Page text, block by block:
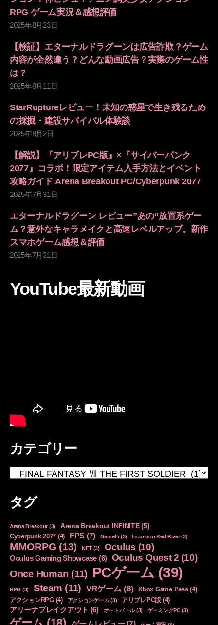
RPG ゲーム実況＆感想評価
2025年8月23日
【検証】エターナルドラグーンは広告詐欺？ゲーム
内容が全然違う？どんな動画広告？実際のゲーム性
は？
2025年8月11日
StarRuptureレビュー！未知の惑星で生き残るため
の採掘・建設サバイバル体験談
2025年8月2日
【解説】『アリブレPC版』×『サイバーパンク
2077』コラボ！限定アイテム入手方法とイベント
攻略ガイド Arena Breakout PC/Cyberpunk 2077
2025年7月31日
エターナルドラグーン レビュー”あの”放置系ゲー
ム？意外なキャラメイクと高速レベルアップ。新作
スマホゲーム感想＆評価
2025年7月31日
YouTube最新動画
カテゴリー
テ
リ
タグ
Arena Breakout (3) Arena Breakout INFINITE(5)
Cyberpunk 2077 (4) FPS (7) GameFi (3) Incursion Red River(3)
MMORPG (13) NFT(3) Oculus (10)
Oculus Gaming Showcase (6) Oculus Quest 2 (10)
Once Human (11) PCゲーム (39)
RPG (3) Steam (11) VRゲーム(8) Xbox Game Pass(4)
アクションRPG(4) アクションゲーム (3) アリブレPC版 (4)
アリーナブレイクアウト (6) オートバトル(3) ゲーミングPC(3)